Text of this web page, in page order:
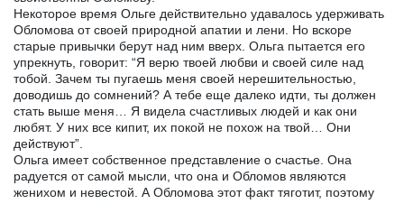
Некоторое время Ольге действительно удавалось удерживать
Обломова от своей природной апатии и лени. Но вскоре
старые привычки берут над ним вверх. Ольга пытается его
упрекнуть, говорит: “Я верю твоей любви и своей силе над
тобой. Зачем ты пугаешь меня своей нерешительностью,
доводишь до сомнений? А тебе еще далеко идти, ты должен
стать выше меня… Я видела счастливых людей и как они
любят. У них все кипит, их покой не похож на твой… Они
действуют”.
Ольга имеет собственное представление о счастье. Она
радуется от самой мысли, что она и Обломов являются
женихом и невестой. А Обломова этот факт тяготит, поэтому